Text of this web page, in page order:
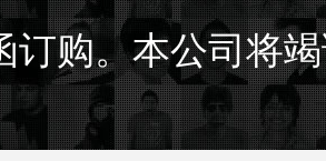
订购。本公司将